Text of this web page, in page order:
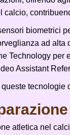
calcio,
biometrici
ad alta
Technology per
Assistant
queste tecnologie
atletica nel